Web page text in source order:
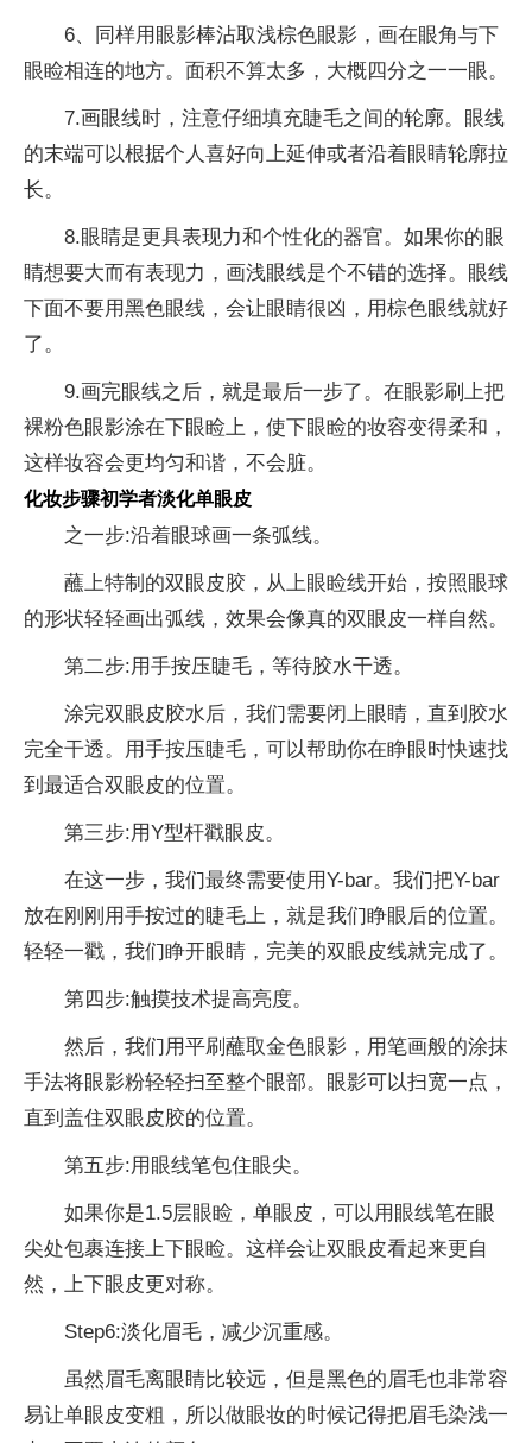
6、同样用眼影棒沾取浅棕色眼影，画在眼角与下
眼睑相连的地方。面积不算太多，大概四分之一一眼。
7.画眼线时，注意仔细填充睫毛之间的轮廓。眼线
的末端可以根据个人喜好向上延伸或者沿着眼睛轮廓拉
长。
8.眼睛是更具表现力和个性化的器官。如果你的眼
睛想要大而有表现力，画浅眼线是个不错的选择。眼线
下面不要用黑色眼线，会让眼睛很凶，用棕色眼线就好
了。
9.画完眼线之后，就是最后一步了。在眼影刷上把
裸粉色眼影涂在下眼睑上，使下眼睑的妆容变得柔和，
这样妆容会更均匀和谐，不会脏。
化妆步骤初学者淡化单眼皮
之一步:沿着眼球画一条弧线。
蘸上特制的双眼皮胶，从上眼睑线开始，按照眼球
的形状轻轻画出弧线，效果会像真的双眼皮一样自然。
第二步:用手按压睫毛，等待胶水干透。
涂完双眼皮胶水后，我们需要闭上眼睛，直到胶水
完全干透。用手按压睫毛，可以帮助你在睁眼时快速找
到最适合双眼皮的位置。
第三步:用Y型杆戳眼皮。
在这一步，我们最终需要使用Y-bar。我们把Y-bar
放在刚刚用手按过的睫毛上，就是我们睁眼后的位置。
轻轻一戳，我们睁开眼睛，完美的双眼皮线就完成了。
第四步:触摸技术提高亮度。
然后，我们用平刷蘸取金色眼影，用笔画般的涂抹
手法将眼影粉轻轻扫至整个眼部。眼影可以扫宽一点，
直到盖住双眼皮胶的位置。
第五步:用眼线笔包住眼尖。
如果你是1.5层眼睑，单眼皮，可以用眼线笔在眼
尖处包裹连接上下眼睑。这样会让双眼皮看起来更自
然，上下眼皮更对称。
Step6:淡化眉毛，减少沉重感。
虽然眉毛离眼睛比较远，但是黑色的眉毛也非常容
易让单眼皮变粗，所以做眼妆的时候记得把眉毛染浅一